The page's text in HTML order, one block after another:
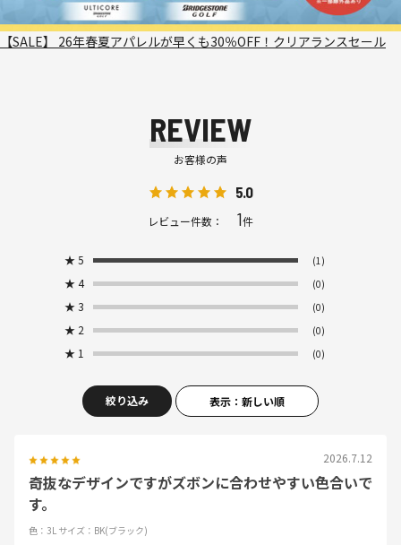
【SALE】 26年春夏アパレルが早くも30％OFF！クリアランスセール
REVIEW
お客様の声
5.0
レビュー件数： 1件
★ 5 (1)
★ 4 (0)
★ 3 (0)
★ 2 (0)
★ 1 (0)
絞り込み 表示：新しい順
2026.7.12
奇抜なデザインですがズボンに合わせやすい色合いで
す。
色：3L サイズ：BK(ブラック)